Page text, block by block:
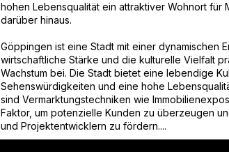
hohen Lebensqualität ein attraktiver Wohnort für
darüber hinaus.
Göppingen ist eine Stadt mit einer dynamischen
wirtschaftliche Stärke und die kulturelle Vielfalt
Wachstum bei. Die Stadt bietet eine lebendige
Sehenswürdigkeiten und eine hohe
sind Vermarktungstechniken wie
Faktor, um potenzielle Kunden zu überzeugen
und Projektentwicklern zu fördern....